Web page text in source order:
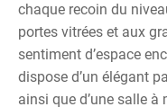
chaque recoin du
portes vitrées et aux
sentiment d’espace
dispose d’un élégant
ainsi que d’une salle